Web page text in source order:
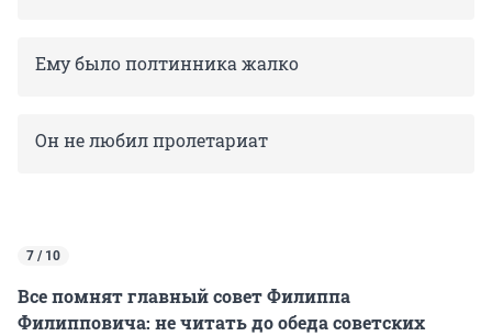
Ему было полтинника жалко
Он не любил пролетариат
7 / 10
Все помнят главный совет Филиппа
Филипповича: не читать до обеда советских